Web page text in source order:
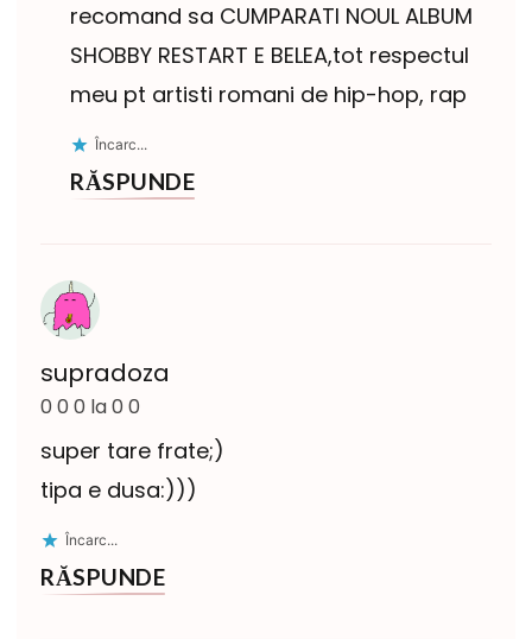
recomand sa CUMPARATI NOUL ALBUM
SHOBBY RESTART E BELEA,tot respectul
meu pt artisti romani de hip-hop, rap
Încarc...
RĂSPUNDE
supradoza
0 0 0 la 0 0
super tare frate;)
tipa e dusa:)))
Încarc...
RĂSPUNDE